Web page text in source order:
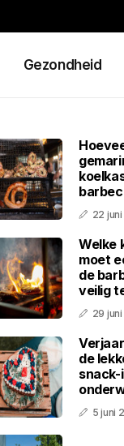
Gezondheid
22
Welke
moet
de
veilig
29
de
5 juni